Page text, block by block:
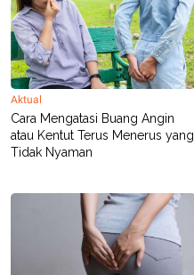
Aktual
Cara Mengatasi Buang Angin
atau Kentut Terus Menerus yang
Tidak Nyaman